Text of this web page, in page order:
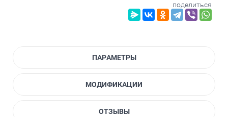
поделиться
ПАРАМЕТРЫ
МОДИФИКАЦИИ
ОТЗЫВЫ